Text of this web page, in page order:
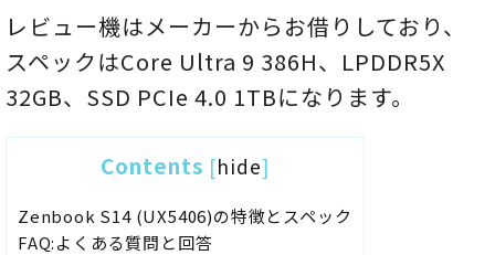
レビュー機はメーカーからお借りしており、
スペックはCore Ultra 9 386H、LPDDR5X
32GB、SSD PCIe 4.0 1TBになります。
Contents [hide]
Zenbook S14 (UX5406)の特徴とスペック
FAQ:よくある質問と回答